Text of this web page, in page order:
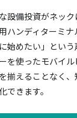
設備投資がネッ
ハンディターミ
始めたい」とい
を使ったモバイ
揃えることなく
できます。